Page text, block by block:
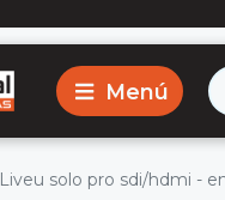
Liveu solo pro sdi/hdmi -